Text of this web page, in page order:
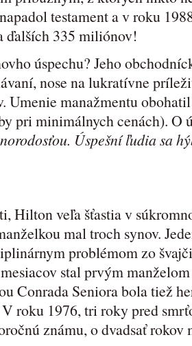
testament a v roku
ďalších 335 miliónov!
úspechu? Jeho
nose na lukratívne
Umenie manažmentu
pri minimálnych cenách). O
Úspešní ľudia sa
Hilton veľa šťastia v
mal troch synov.
problémom zo
mesiacov stal prvým
Conrada Seniora bola tiež
roku 1976, tri roky pred
známu, o dvadsať